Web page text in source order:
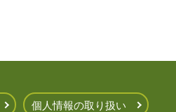
個人情報の取り扱い